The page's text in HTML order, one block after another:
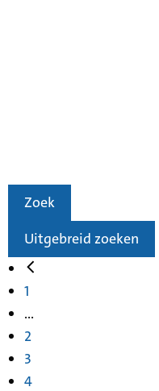
Zoek
Uitgebreid zoeken
1
...
2
3
4